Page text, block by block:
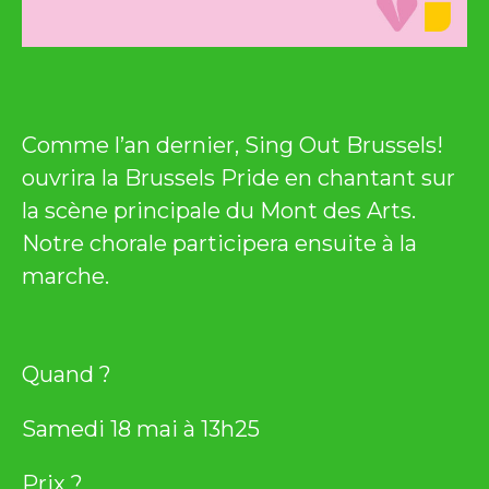
Comme l’an dernier, Sing Out Brussels!
ouvrira la Brussels Pride en chantant sur
la scène principale du Mont des Arts.
Notre chorale participera ensuite à la
marche.
Quand ?
Samedi 18 mai à 13h25
Prix ?